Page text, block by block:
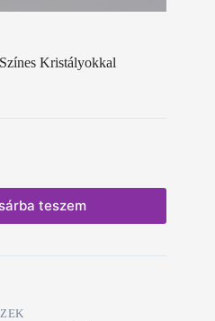
Kristályokkal
teszem